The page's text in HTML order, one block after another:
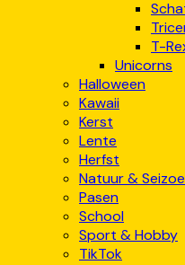
T-
Unicorns
Halloween
Kawaii
Kerst
Lente
Herfst
Natuur &
Pasen
School
Sport & Hobby
TikTok